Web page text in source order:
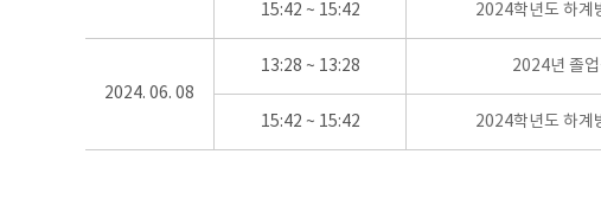
15:42 ~ 15:42 2024학년도 하계
2024. 06. 08
13:28 ~ 13:28 2024년 졸
15:42 ~ 15:42 2024학년도 하계